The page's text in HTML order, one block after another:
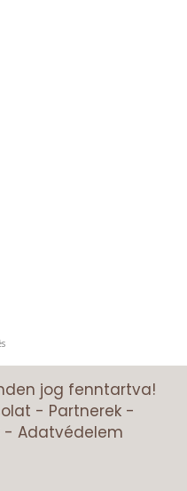
jog fenntartva!
- Partnerek-
- Adatvédelem